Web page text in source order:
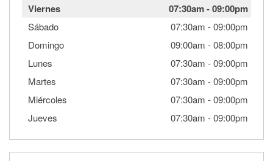
Viernes 07:30am-09:00pm
Sábado 07:30am -09:00pm
Domingo
09:00am -08:00pm
Lunes
07:30am -09:00pm
Martes
07:30am -09:00pm
Miércoles
07:30am -09:00pm
Jueves
07:30am -09:00pm